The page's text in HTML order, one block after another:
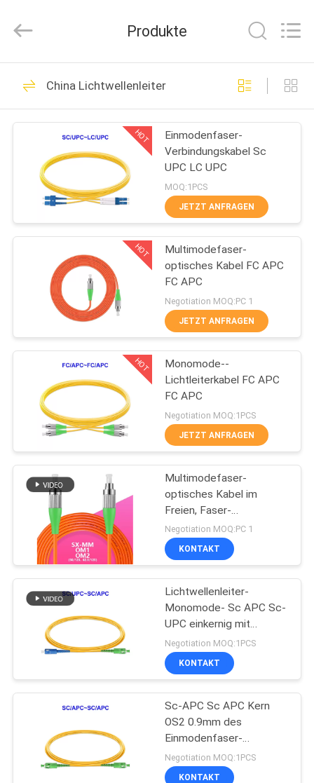
HAUS
PRODUKTE
ÜBER
FABRIK-
AUSFLUG
QUALITÄTSKONTROLLE
2021
Rights
Lichtwellenleiter
85
gepanzerter
Lichtwellenleiter
9
wasserdichter
Lichtwellenleiter
11
Kabel MPO MTP
Faseroptikzopf
20
Produkte
China Lichtwellenleiter
HOT
Einmodenfaser-
Verbindungskabel Sc
UPC LC UPC
MOQ:1PCS
JETZT ANFRAGEN
HOT
Multimodefaser-
optisches Kabel FC APC
FC APC
Negotiation MOQ:PC 1
JETZT ANFRAGEN
HOT
Monomode--
Lichtleiterkabel FC APC
FC APC
Negotiation MOQ:1PCS
JETZT ANFRAGEN
Multimodefaser-
optisches Kabel im
Freien, Faser-
Verbindungskabel FC
APC FC APC OM1 OM2
einkernig
Negotiation MOQ:PC 1
KONTAKT
Lichtwellenleiter-
Monomode- Sc APC Sc-
UPC einkernig mit
Verbindungsstück
Negotiation MOQ:1PCS
KONTAKT
Sc-APC Sc APC Kern
OS2 0.9mm des
Einmodenfaser-
Optikzopf-1 2.0mm
3.0mm
Negotiation MOQ:1PCS
KONTAKT